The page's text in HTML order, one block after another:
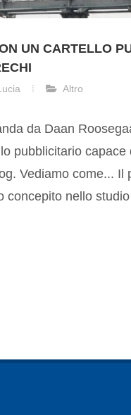
UN CARTELLO
Altro
da Daan
pubblicitario capace
Vediamo come... Il
concepito nello